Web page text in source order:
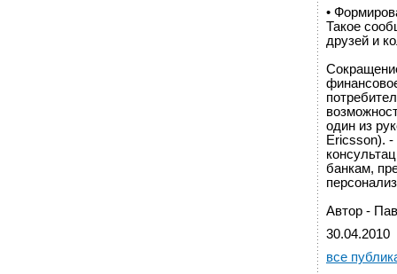
•
Такое
друзей и
один из
Ericsson).
банкам,
Автор -
30.04.2010
все